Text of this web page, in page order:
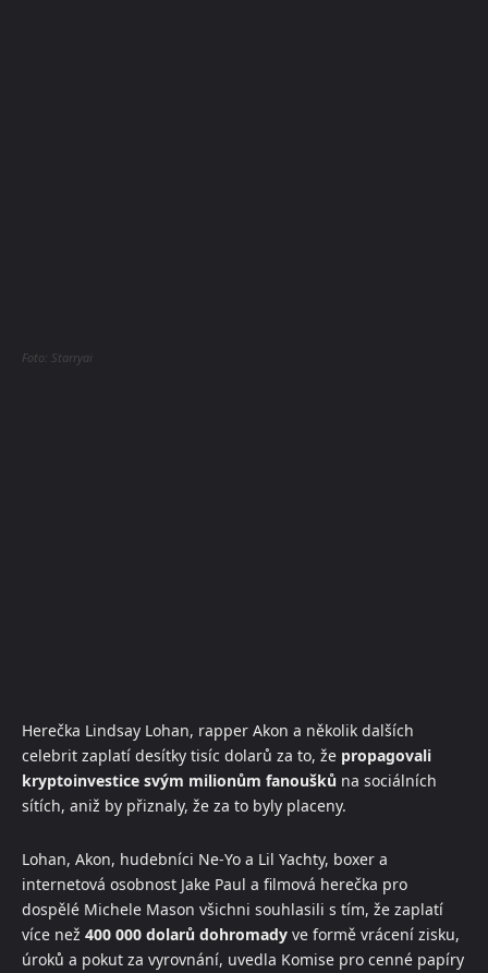
Foto: Starryai
Herečka Lindsay Lohan, rapper Akon a několik dalších
celebrit zaplatí desítky tisíc dolarů za to, že propagovali
kryptoinvestice svým milionům fanoušků na sociálních
sítích, aniž by přiznaly, že za to byly placeny.
Lohan, Akon, hudebníci Ne-Yo a Lil Yachty, boxer a
internetová osobnost Jake Paul a filmová herečka pro
dospělé Michele Mason všichni souhlasili s tím, že zaplatí
více než 400 000 dolarů dohromady ve formě vrácení zisku,
úroků a pokut za vyrovnání, uvedla Komise pro cenné papíry